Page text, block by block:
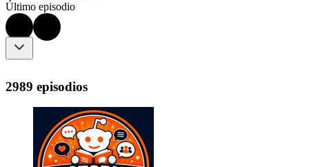
Último episodio
2989 episodios